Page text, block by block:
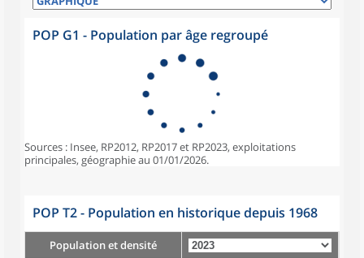
POP G1 - Population par âge regroupé
Sources : Insee, RP2012, RP2017 et RP2023, exploitations
principales, géographie au 01/01/2026.
POP T2 - Population en historique depuis 1968
Population et densité